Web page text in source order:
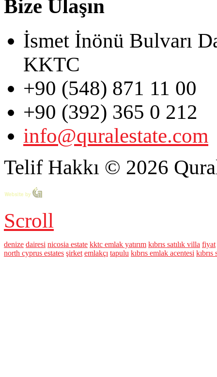
Bize Ulaşın
İsmet İnönü Bulvarı
KKTC
+90 (548) 871 11 00
+90 (392) 365 0 212
info@quralestate.com
Telif Hakkı © 2026
Scroll
denize dairesi nicosia estate kktc emlak yatırım kıbrıs satılık villa fiyat
north cyprus estates şirket emlakçı tapulu kıbrıs emlak acentesi kıbrıs